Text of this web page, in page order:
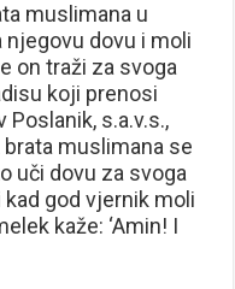
muslimana u
dovu i moli
on traži za svoga
koji prenosi
Poslanik, s.a.v.s.,
brata muslimana se
uči dovu za svoga
god vjernik moli
kaže: ‘Amin! I